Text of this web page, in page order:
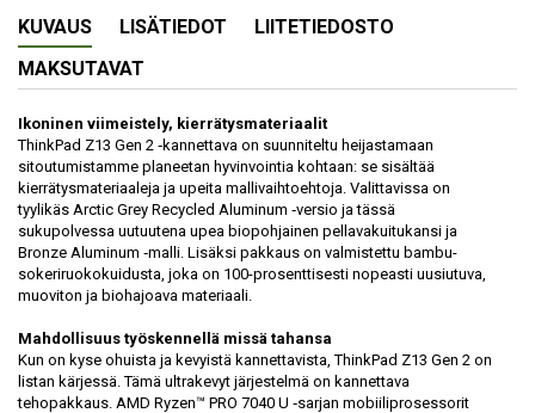
KUVAUS LISÄTIEDOT
LIITETIEDOSTO
MAKSUTAVAT
Ikoninen viimeistely, kierrätysmateriaalit
ThinkPad Z13 Gen 2 ‑kannettava on suunniteltu heijastamaan
sitoutumistamme planeetan hyvinvointia kohtaan: se sisältää
kierrätysmateriaaleja ja upeita mallivaihtoehtoja. Valittavissa on
tyylikäs Arctic Grey Recycled Aluminum ‑versio ja tässä
sukupolvessa uutuutena upea biopohjainen pellavakuitukansi ja
Bronze Aluminum ‑malli. Lisäksi pakkaus on valmistettu bambu-
sokeriruokokuidusta, joka on 100-prosenttisesti nopeasti uusiutuva,
muoviton ja biohajoava materiaali.
Mahdollisuus työskennellä missä tahansa
Kun on kyse ohuista ja kevyistä kannettavista, ThinkPad Z13 Gen 2 on
listan kärjessä. Tämä ultrakevyt järjestelmä on kannettava
tehopakkaus. AMD Ryzen™ PRO 7040 U ‑sarjan mobiiliprosessorit